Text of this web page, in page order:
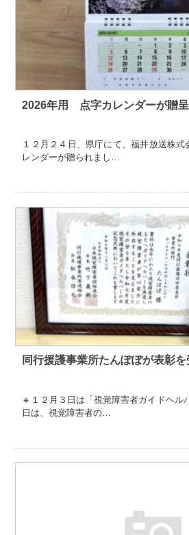
2026年用 点字カレンダーが贈呈
１２月２４日、県庁にて、福井放送株式
レンダーが贈られまし…
同行援護事業所たんぽぽが表彰を
🔹１２月３日は「視覚障害者ガイド
日は、視覚障害者の…